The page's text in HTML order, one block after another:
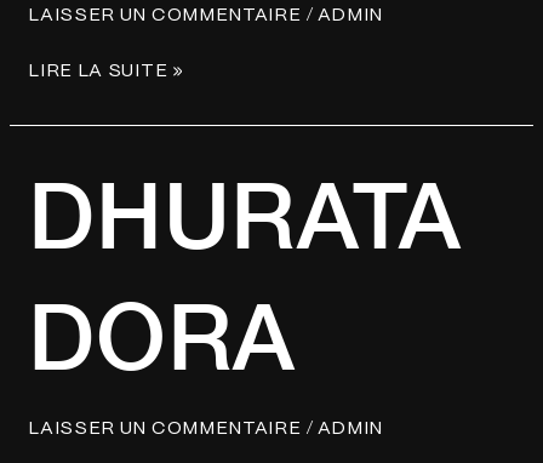
LAISSER UN COMMENTAIRE / ADMIN
LIRE LA SUITE »
DHURATA
DORA
LAISSER UN COMMENTAIRE / ADMIN
DORA